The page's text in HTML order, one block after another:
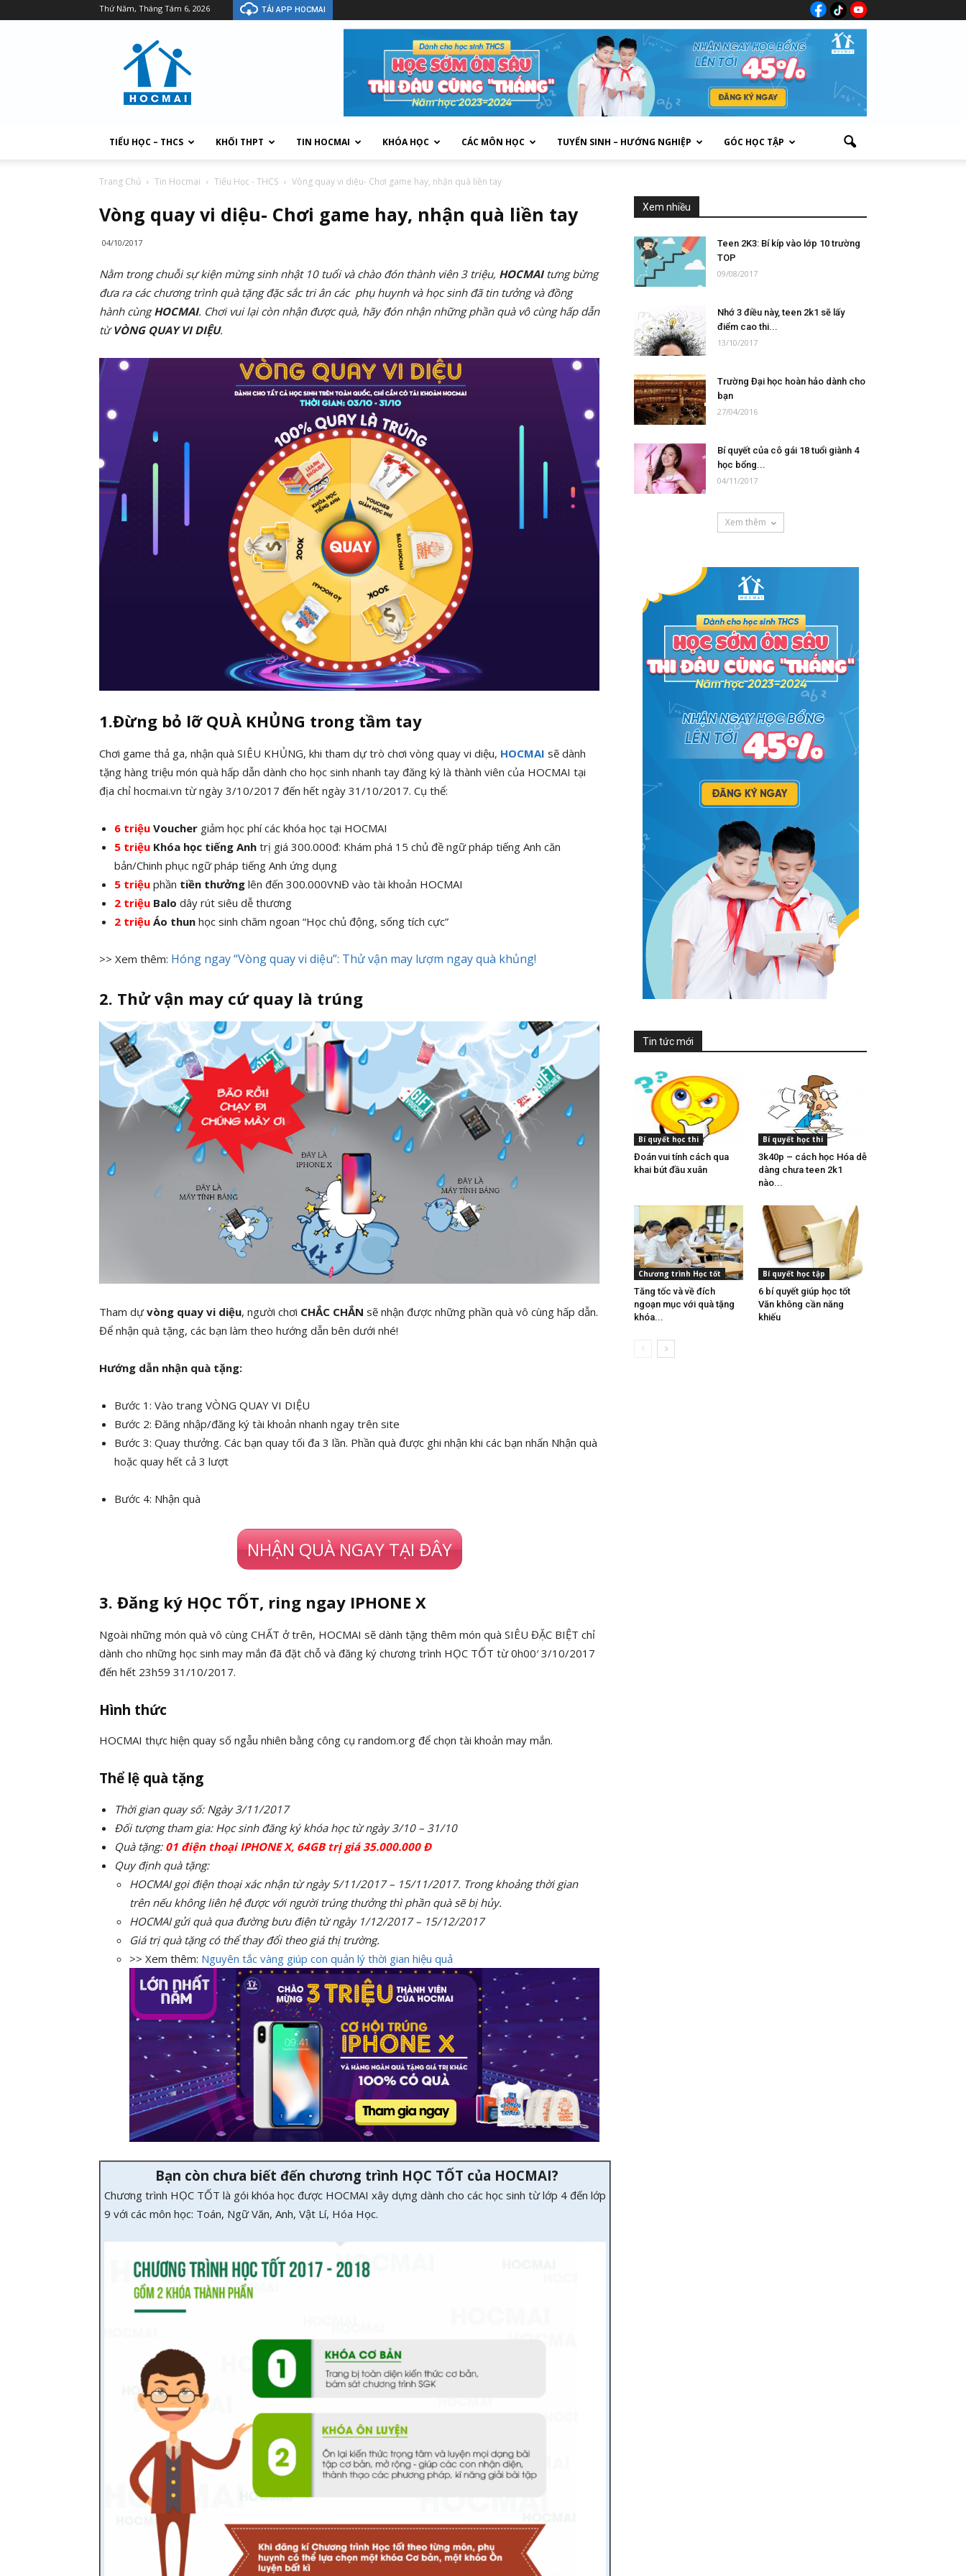
Thứ Năm, Tháng Tám 6, 2026 TẢI APP HOCMAI
TIỂU HỌC – THCS KHỐI THPT TIN HOCMAI KHÓA HỌC CÁC MÔN HỌC TUYỂN SINH – HƯỚNG NGHIỆP GÓC HỌC TẬP
Trang Chủ Tin Hocmai Tiểu Học - THCS Vòng quay vi diệu- Chơi game hay, nhận quà liền tay
Vòng quay vi diệu- Chơi game hay, nhận quà liền tay
04/10/2017
Nằm trong chuỗi sự kiện mừng sinh nhật 10 tuổi và chào đón thành viên 3 triệu, HOCMAItưng bừng
đưa ra các chương trình quà tặng đặc sắc tri ân các phụ huynh và học sinh đã tin tưởng và đồng
hành cùngHOCMAI. Chơi vui lại còn nhận được quà, hãy đón nhận những phần quà vô cùng hấp dẫn
từVÒNG QUAY VI DIỆU.
1.Đừng bỏ lỡ QUÀ KHỦNG trong tầm tay
Chơi game thả ga, nhận quà SIÊU KHỦNG, khi tham dự trò chơi vòng quay vi diệu, HOCMAI sẽ dành
tặng hàng triệu món quà hấp dẫn dành cho học sinh nhanh tay đăng ký là thành viên của HOCMAI tại
địa chỉ hocmai.vn từ ngày 3/10/2017 đến hết ngày 31/10/2017. Cụ thể:
6 triệu Voucher giảm học phí các khóa học tại HOCMAI
5 triệu Khóa học tiếng Anh trị giá 300.000đ: Khám phá 15 chủ đề ngữ pháp tiếng Anh căn
bản/Chinh phục ngữ pháp tiếng Anh ứng dụng
5 triệu phần tiền thưởng lên đến 300.000VNĐ vào tài khoản HOCMAI
2 triệu Balo dây rút siêu dễ thương
2 triệu Áo thun học sinh chăm ngoan “Học chủ động, sống tích cực”
>> Xem thêm: Hóng ngay “Vòng quay vi diệu”: Thử vận may lượm ngay quà khủng!
2. Thử vận may cứ quay là trúng
Tham dựvòng quay vi diệu, người chơi CHẮC CHẮN sẽ nhận được những phần quà vô cùng hấp dẫn.
Để nhận quà tặng, các bạn làm theo hướng dẫn bên dưới nhé!
Hướng dẫn nhận quà tặng:
Bước 1: Vào trang VÒNG QUAY VI DIỆU
Bước 2: Đăng nhập/đăng ký tài khoản nhanh ngay trên site
Bước 3: Quay thưởng. Các bạn quay tối đa 3 lần. Phần quà được ghi nhận khi các bạn nhấn Nhận quà
hoặc quay hết cả 3 lượt
Bước 4: Nhận quà
NHẬN QUÀ NGAY TẠI ĐÂY
3. Đăng ký HỌC TỐT, ring ngay IPHONE X
Ngoài những món quà vô cùng CHẤT ở trên, HOCMAI sẽ dành tặng thêm món quà SIÊU ĐẶC BIỆT chỉ
dành cho những học sinh may mắn đã đặt chỗ và đăng ký chương trình HỌC TỐT từ 0h00′ 3/10/2017
đến hết 23h59 31/10/2017.
Hình thức
HOCMAI thực hiện quay số ngẫu nhiên bằng công cụ random.org để chọn tài khoản may mắn.
Thể lệ quà tặng
Thời gian quay số: Ngày 3/11/2017
Đối tượng tham gia: Học sinh đăng ký khóa học từ ngày 3/10 – 31/10
Quà tặng: 01 điện thoại IPHONE X, 64GB trị giá 35.000.000 Đ
Quy định quà tặng:
HOCMAI gọi điện thoại xác nhận từ ngày 5/11/2017 – 15/11/2017. Trong khoảng thời gian
trên nếu không liên hệ được với người trúng thưởng thì phần quà sẽ bị hủy.
HOCMAI gửi quà qua đường bưu điện từ ngày 1/12/2017 – 15/12/2017
Giá trị quà tặng có thể thay đổi theo giá thị trường.
>> Xem thêm: Nguyên tắc vàng giúp con quản lý thời gian hiệu quả
Bạn còn chưa biết đến chương trình HỌC TỐT của HOCMAI?
Chương trình HỌC TỐT là gói khóa học được HOCMAI xây dựng dành cho các học sinh từ lớp 4 đến lớp
9 với các môn học: Toán, Ngữ Văn, Anh, Vật Lí, Hóa Học.
Xem nhiều
Teen 2K3: Bí kíp vào lớp 10 trường
TOP
09/08/2017
Nhớ 3 điều này, teen 2k1 sẽ lấy
điểm cao thi...
13/10/2017
Trường Đại học hoàn hảo dành cho
bạn
27/04/2016
Bí quyết của cô gái 18 tuổi giành 4
học bổng...
04/11/2017
Xem thêm
Tin tức mới
Bí quyết học thi
Đoán vui tính cách qua
khai bút đầu xuân
Bí quyết học thi
3k40p – cách học Hóa dễ
dàng chưa teen 2k1
nào...
Chương trình Học tốt
Tăng tốc và về đích
ngoạn mục với quà tặng
khóa...
Bí quyết học tập
6 bí quyết giúp học tốt
Văn không cần năng
khiếu